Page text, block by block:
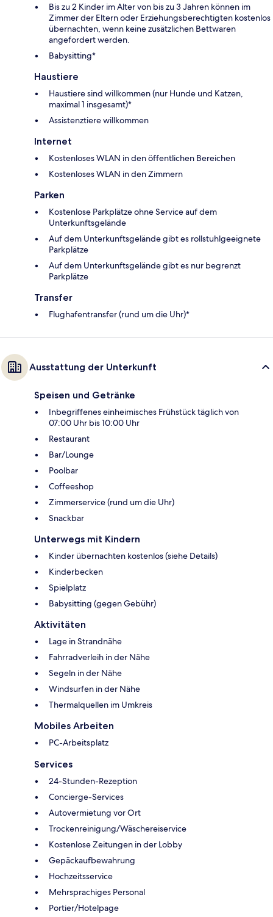
Bis zu 2 Kinder im Alter von bis zu 3 Jahren können im
Zimmer der Eltern oder Erziehungsberechtigten kostenlos
übernachten, wenn keine zusätzlichen Bettwaren
angefordert werden.
Babysitting*
Haustiere
Haustiere sind willkommen (nur Hunde und Katzen,
maximal 1 insgesamt)*
Assistenztiere willkommen
Internet
Kostenloses WLAN in den öffentlichen Bereichen
Kostenloses WLAN in den Zimmern
Parken
Kostenlose Parkplätze ohne Service auf dem
Unterkunftsgelände
Auf dem Unterkunftsgelände gibt es rollstuhlgeeignete
Parkplätze
Auf dem Unterkunftsgelände gibt es nur begrenzt
Parkplätze
Transfer
Flughafentransfer (rund um die Uhr)*
Ausstattung der Unterkunft
Speisen und Getränke
Inbegriffenes einheimisches Frühstück täglich von
07:00 Uhr bis 10:00 Uhr
Restaurant
Bar/Lounge
Poolbar
Coffeeshop
Zimmerservice (rund um die Uhr)
Snackbar
Unterwegs mit Kindern
Kinder übernachten kostenlos (siehe Details)
Kinderbecken
Spielplatz
Babysitting (gegen Gebühr)
Aktivitäten
Lage in Strandnähe
Fahrradverleih in der Nähe
Segeln in der Nähe
Windsurfen in der Nähe
Thermalquellen im Umkreis
Mobiles Arbeiten
PC-Arbeitsplatz
Services
24-Stunden-Rezeption
Concierge-Services
Autovermietung vor Ort
Trockenreinigung/Wäschereiservice
Kostenlose Zeitungen in der Lobby
Gepäckaufbewahrung
Hochzeitsservice
Mehrsprachiges Personal
Portier/Hotelpage